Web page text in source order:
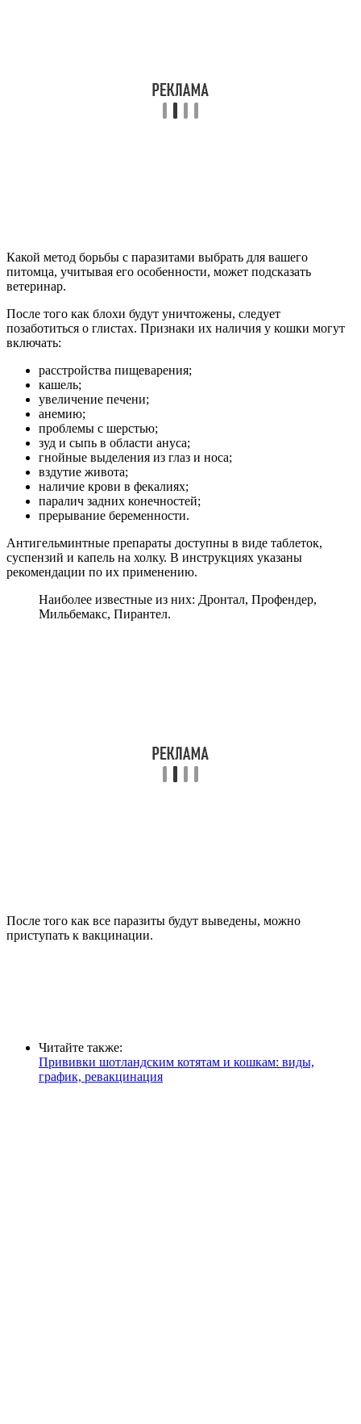
Какой метод борьбы с паразитами выбрать для вашего
питомца, учитывая его особенности, может подсказать
ветеринар.
После того как блохи будут уничтожены, следует
позаботиться о глистах. Признаки их наличия у кошки могут
включать:
расстройства пищеварения;
кашель;
увеличение печени;
анемию;
проблемы с шерстью;
зуд и сыпь в области ануса;
гнойные выделения из глаз и носа;
вздутие живота;
наличие крови в фекалиях;
паралич задних конечностей;
прерывание беременности.
Антигельминтные препараты доступны в виде таблеток,
суспензий и капель на холку. В инструкциях указаны
рекомендации по их применению.
Наиболее известные из них: Дронтал, Профендер,
Мильбемакс, Пирантел.
После того как все паразиты будут выведены, можно
приступать к вакцинации.
Читайте также:
Прививки шотландским котятам и кошкам: виды,
график, ревакцинация